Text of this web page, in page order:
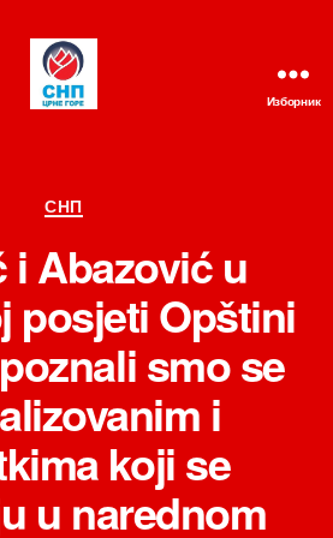
Изборник
Категорије
СНП
i Abazović u
posjeti Opštini
smo se
i
koji se
u narednom